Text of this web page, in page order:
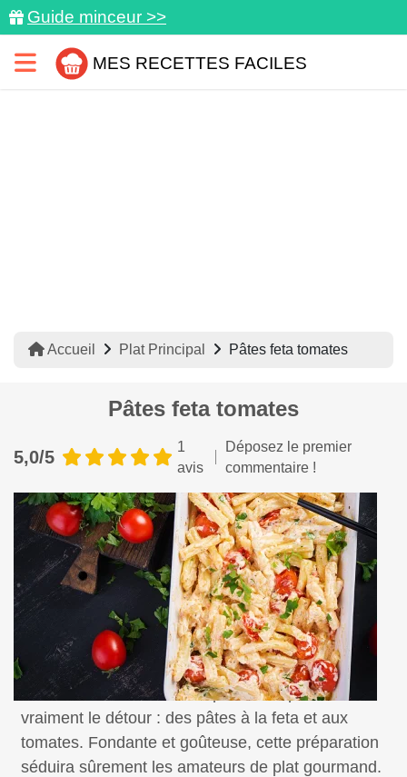
Guide minceur >>
MES RECETTES FACILES
Accueil Plat Principal Pâtes feta tomates
Pâtes feta tomates
5,0/5
1
avis
Déposez le premier
commentaire !
Voici une recette toute simple, mais qui vaut
vraiment le détour : des pâtes à la feta et aux
tomates. Fondante et goûteuse, cette préparation
séduira sûrement les amateurs de plat gourmand.